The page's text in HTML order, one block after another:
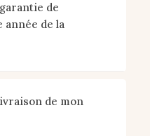
de
année de la
de mon